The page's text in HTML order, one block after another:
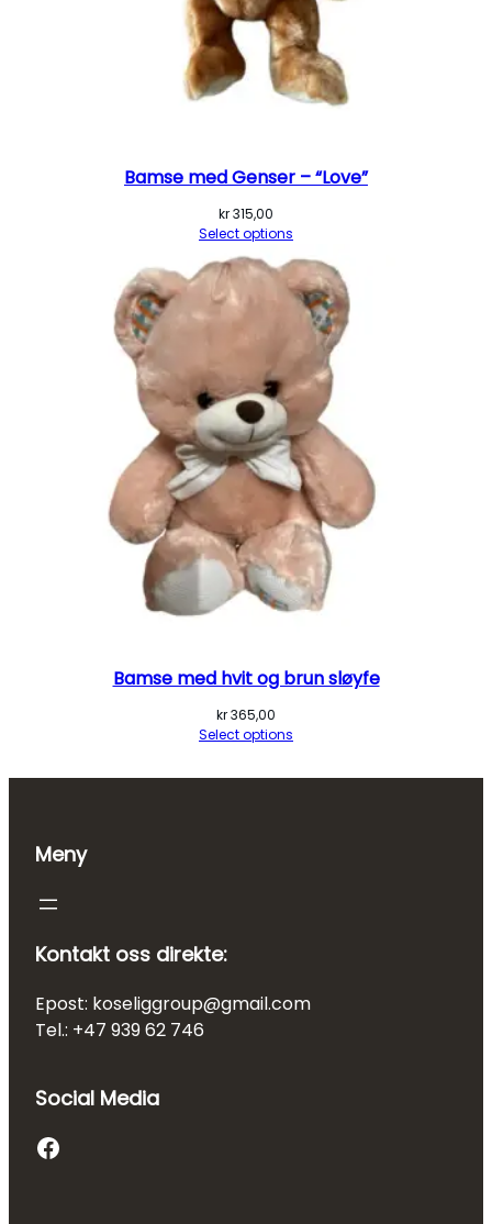
Bamse med Genser – “Love”
kr315,00
Select options
Bamse med hvit og brun sløyfe
kr365,00
Select options
Meny
Kontakt oss direkte:
Epost: koseliggroup@gmail.com
Tel.: +47 939 62 746
Social Media
Facebook